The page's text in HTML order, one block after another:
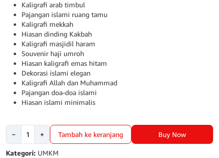
Kaligrafi arab timbul
Pajangan islami ruang tamu
Kaligrafi mekkah
Hiasan dinding Kakbah
Kaligrafi masjidil haram
Souvenir haji umroh
Hiasan kaligrafi emas hitam
Dekorasi islami elegan
Kaligrafi Allah dan Muhammad
Pajangan doa-doa islami
Hiasan islami minimalis
−
Kuantitas
KALIGRAFI
PINTU
+ Tambah ke keranjang Buy Now
Kategori: UMKM